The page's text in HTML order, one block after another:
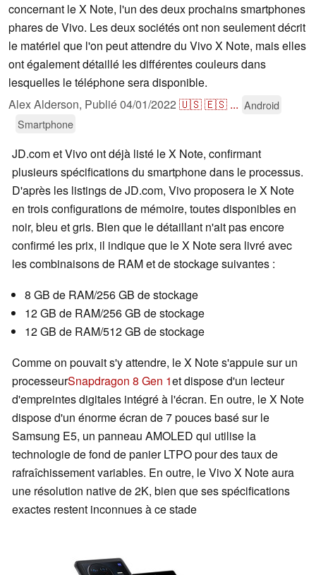
concernant le X Note, l'un des deux prochains smartphones
phares de Vivo. Les deux sociétés ont non seulement décrit
le matériel que l'on peut attendre du Vivo X Note, mais elles
ont également détaillé les différentes couleurs dans
lesquelles le téléphone sera disponible.
Alex Alderson, Publié04/01/2022 🇺🇸🇪🇸 ... Android
Smartphone
JD.com et Vivo ont déjà listé le X Note, confirmant
plusieurs spécifications du smartphone dans le processus.
D'après les listings de JD.com, Vivo proposera le X Note
en trois configurations de mémoire, toutes disponibles en
noir, bleu et gris. Bien que le détaillant n'ait pas encore
confirmé les prix, il indique que le X Note sera livré avec
les combinaisons de RAM et de stockage suivantes :
8 GB de RAM/256 GB de stockage
12 GB de RAM/256 GB de stockage
12 GB de RAM/512 GB de stockage
Comme on pouvait s'y attendre, le X Note s'appuie sur un
processeurSnapdragon 8 Gen 1et dispose d'un lecteur
d'empreintes digitales intégré à l'écran. En outre, le X Note
dispose d'un énorme écran de 7 pouces basé sur le
Samsung E5, un panneau AMOLED qui utilise la
technologie de fond de panier LTPO pour des taux de
rafraîchissement variables. En outre, le Vivo X Note aura
une résolution native de 2K, bien que ses spécifications
exactes restent inconnues à ce stade